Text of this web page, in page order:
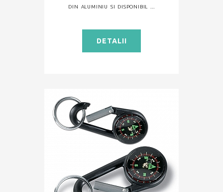
DIN ALUMINIU SI DISPONIBIL ...
DETALII